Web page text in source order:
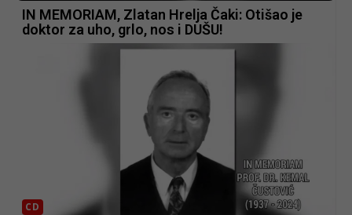
IN MEMORIAM, Zlatan Hrelja Čaki: Otišao je
doktor za uho, grlo, nos i DUŠU!
CD